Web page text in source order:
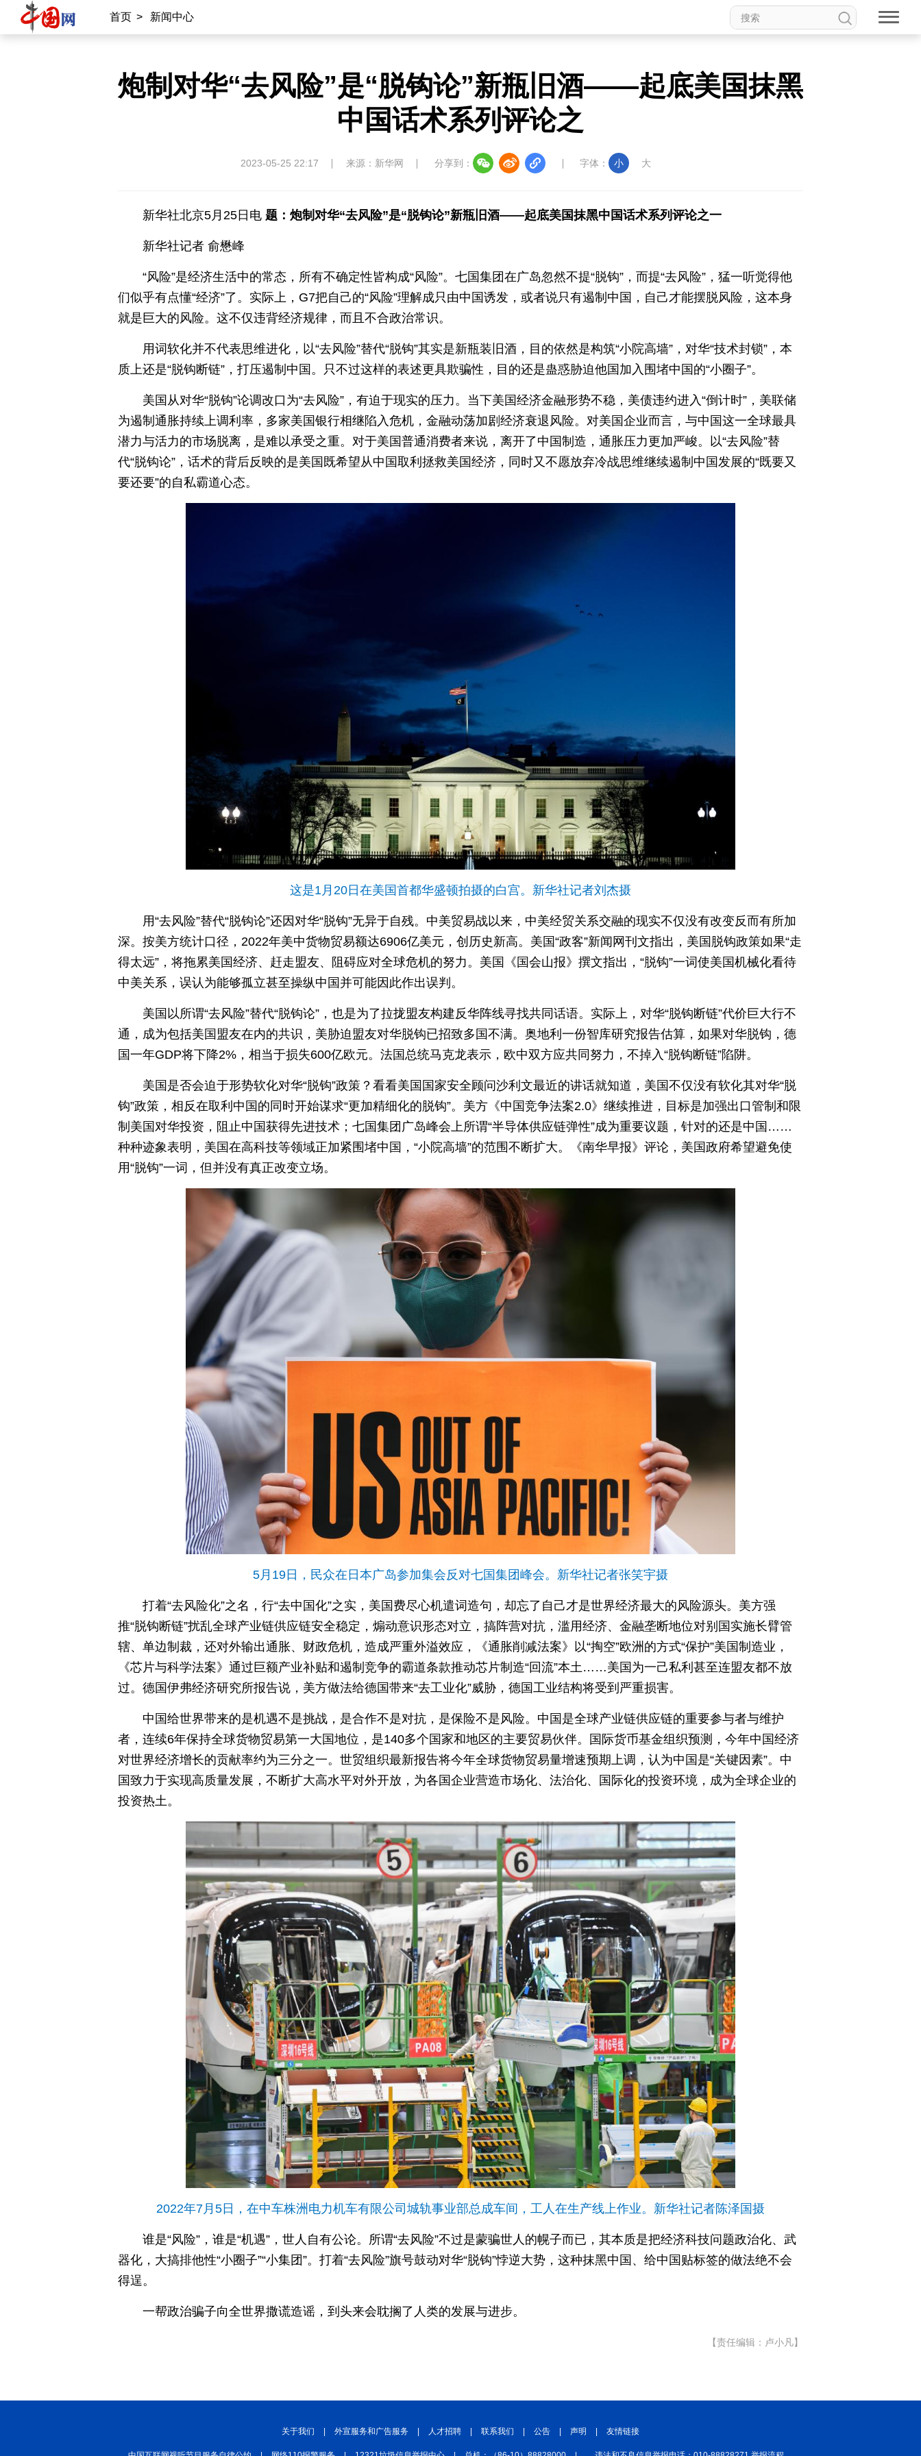
首页 > 新闻中心
炮制对华“去风险”是“脱钩论”新瓶旧酒——起底美国抹黑
中国话术系列评论之
2023-05-25 22:17 来源：新华网 分享到： 字体： 小 大
新华社北京5月25日电 题：炮制对华“去风险”是“脱钩论”新瓶旧酒——起底美国抹黑中国话术系列评论之一
新华社记者 俞懋峰
“风险”是经济生活中的常态，所有不确定性皆构成“风险”。七国集团在广岛忽然不提“脱钩”，而提“去风险”，猛一听觉得他
们似乎有点懂“经济”了。实际上，G7把自己的“风险”理解成只由中国诱发，或者说只有遏制中国，自己才能摆脱风险，这本身
就是巨大的风险。这不仅违背经济规律，而且不合政治常识。
用词软化并不代表思维进化，以“去风险”替代“脱钩”其实是新瓶装旧酒，目的依然是构筑“小院高墙”，对华“技术封锁”，本
质上还是“脱钩断链”，打压遏制中国。只不过这样的表述更具欺骗性，目的还是蛊惑胁迫他国加入围堵中国的“小圈子”。
美国从对华“脱钩”论调改口为“去风险”，有迫于现实的压力。当下美国经济金融形势不稳，美债违约进入“倒计时”，美联储
为遏制通胀持续上调利率，多家美国银行相继陷入危机，金融动荡加剧经济衰退风险。对美国企业而言，与中国这一全球最具
潜力与活力的市场脱离，是难以承受之重。对于美国普通消费者来说，离开了中国制造，通胀压力更加严峻。以“去风险”替
代“脱钩论”，话术的背后反映的是美国既希望从中国取利拯救美国经济，同时又不愿放弃冷战思维继续遏制中国发展的“既要又
要还要”的自私霸道心态。
这是1月20日在美国首都华盛顿拍摄的白宫。新华社记者刘杰摄
用“去风险”替代“脱钩论”还因对华“脱钩”无异于自残。中美贸易战以来，中美经贸关系交融的现实不仅没有改变反而有所加
深。按美方统计口径，2022年美中货物贸易额达6906亿美元，创历史新高。美国“政客”新闻网刊文指出，美国脱钩政策如果“走
得太远”，将拖累美国经济、赶走盟友、阻碍应对全球危机的努力。美国《国会山报》撰文指出，“脱钩”一词使美国机械化看待
中美关系，误认为能够孤立甚至操纵中国并可能因此作出误判。
美国以所谓“去风险”替代“脱钩论”，也是为了拉拢盟友构建反华阵线寻找共同话语。实际上，对华“脱钩断链”代价巨大行不
通，成为包括美国盟友在内的共识，美胁迫盟友对华脱钩已招致多国不满。奥地利一份智库研究报告估算，如果对华脱钩，德
国一年GDP将下降2%，相当于损失600亿欧元。法国总统马克龙表示，欧中双方应共同努力，不掉入“脱钩断链”陷阱。
美国是否会迫于形势软化对华“脱钩”政策？看看美国国家安全顾问沙利文最近的讲话就知道，美国不仅没有软化其对华“脱
钩”政策，相反在取利中国的同时开始谋求“更加精细化的脱钩”。美方《中国竞争法案2.0》继续推进，目标是加强出口管制和限
制美国对华投资，阻止中国获得先进技术；七国集团广岛峰会上所谓“半导体供应链弹性”成为重要议题，针对的还是中国……
种种迹象表明，美国在高科技等领域正加紧围堵中国，“小院高墙”的范围不断扩大。《南华早报》评论，美国政府希望避免使
用“脱钩”一词，但并没有真正改变立场。
5月19日，民众在日本广岛参加集会反对七国集团峰会。新华社记者张笑宇摄
打着“去风险化”之名，行“去中国化”之实，美国费尽心机遣词造句，却忘了自己才是世界经济最大的风险源头。美方强
推“脱钩断链”扰乱全球产业链供应链安全稳定，煽动意识形态对立，搞阵营对抗，滥用经济、金融垄断地位对别国实施长臂管
辖、单边制裁，还对外输出通胀、财政危机，造成严重外溢效应，《通胀削减法案》以“掏空”欧洲的方式“保护”美国制造业，
《芯片与科学法案》通过巨额产业补贴和遏制竞争的霸道条款推动芯片制造“回流”本土……美国为一己私利甚至连盟友都不放
过。德国伊弗经济研究所报告说，美方做法给德国带来“去工业化”威胁，德国工业结构将受到严重损害。
中国给世界带来的是机遇不是挑战，是合作不是对抗，是保险不是风险。中国是全球产业链供应链的重要参与者与维护
者，连续6年保持全球货物贸易第一大国地位，是140多个国家和地区的主要贸易伙伴。国际货币基金组织预测，今年中国经济
对世界经济增长的贡献率约为三分之一。世贸组织最新报告将今年全球货物贸易量增速预期上调，认为中国是“关键因素”。中
国致力于实现高质量发展，不断扩大高水平对外开放，为各国企业营造市场化、法治化、国际化的投资环境，成为全球企业的
投资热土。
2022年7月5日，在中车株洲电力机车有限公司城轨事业部总成车间，工人在生产线上作业。新华社记者陈泽国摄
谁是“风险”，谁是“机遇”，世人自有公论。所谓“去风险”不过是蒙骗世人的幌子而已，其本质是把经济科技问题政治化、武
器化，大搞排他性“小圈子”“小集团”。打着“去风险”旗号鼓动对华“脱钩”悖逆大势，这种抹黑中国、给中国贴标签的做法绝不会
得逞。
一帮政治骗子向全世界撒谎造谣，到头来会耽搁了人类的发展与进步。
【责任编辑：卢小凡】
关于我们 | 外宣服务和广告服务 | 人才招聘 | 联系我们 | 公告 | 声明 | 友情链接